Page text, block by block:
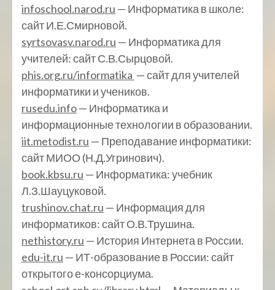
infoschool.narod.ru — Информатика в школе:
сайт И.Е.Смирновой.
syrtsovasv.narod.ru — Информатика для
учителей: сайт С.В.Сырцовой.
phis.org.ru/informatika — сайт для учителей
информатики и учеников.
rusedu.info— Информатика и
информационные технологии в образовании.
iit.metodist.ru — Преподавание информатики:
сайт МИОО (Н.Д.Угринович).
book.kbsu.ru — Информатика: учебник
Л.З.Шауцуковой.
trushinov.chat.ru — Информация для
информатиков: сайт О.В.Трушина.
nethistory.ru — История Интернета в России.
edu-it.ru — ИТ-образование в России: сайт
открытого е-консорциума.